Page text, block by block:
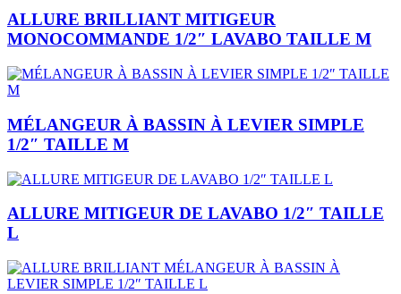
ALLURE BRILLIANT MITIGEUR
MONOCOMMANDE 1/2″ LAVABO TAILLE M
MÉLANGEUR À BASSIN À LEVIER SIMPLE
1/2″ TAILLE M
ALLURE MITIGEUR DE LAVABO 1/2″ TAILLE
L